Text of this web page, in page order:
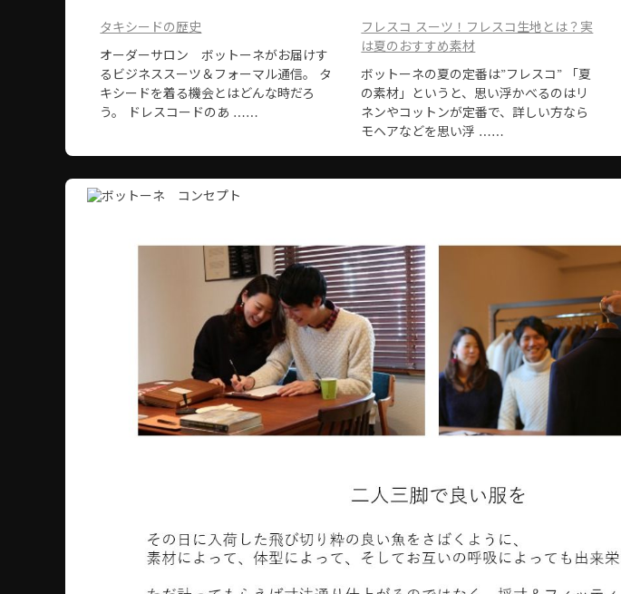
タキシードの歴史
オーダーサロン ボットーネがお届けす
るビジネススーツ＆フォーマル通信。 タ
キシードを着る機会とはどんな時だろ
う。 ドレスコードのあ ……
フレスコ スーツ！フレスコ生地とは？実
は夏のおすすめ素材
ボットーネの夏の定番は”フレスコ” 「夏
の素材」というと、思い浮かべるのはリ
ネンやコットンが定番で、詳しい方なら
モヘアなどを思い浮 ……